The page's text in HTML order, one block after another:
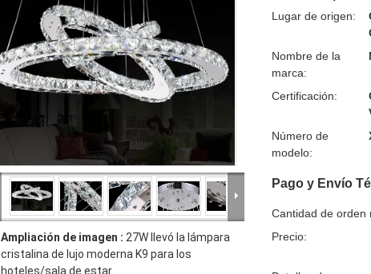
Ampliación de imagen : 27W llevó la lámpara
cristalina de lujo moderna K9 para los
hoteles/sala de estar
Lugar de origen:
Nombre de la
marca:
Certificación:
Número de
modelo:
Pago y Envío
Cantidad de orden
Precio: